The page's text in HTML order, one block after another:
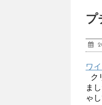
プ
ワ
ク
ま
ゃ